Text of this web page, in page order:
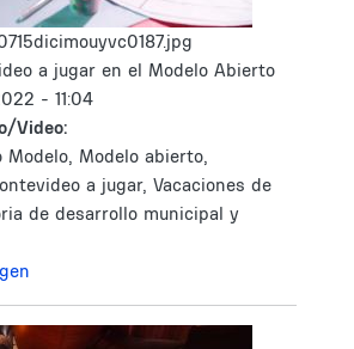
a jugar en el Modelo Abierto
- 11:04
Video:
Modelo abierto,
a jugar, Vacaciones de
de desarrollo municipal y